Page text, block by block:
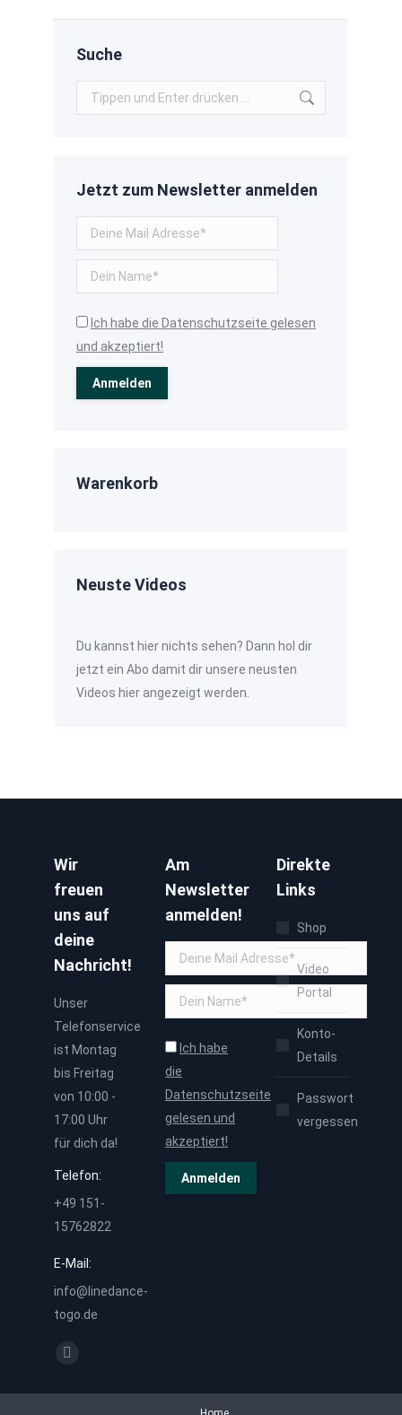
Suche
Search:
Jetzt zum Newsletter anmelden
Ich habe die Datenschutzseite gelesen
und akzeptiert!
Warenkorb
Neuste Videos
Du kannst hier nichts sehen? Dann hol dir
jetzt ein Abo damit dir unsere neusten
Videos hier angezeigt werden.
Wir
freuen
uns auf
deine
Nachricht!
Unser
Telefonservice
ist Montag
bis Freitag
von 10:00 -
17:00 Uhr
für dich da!
Telefon:
+49 151-
15762822
E-Mail:
info@linedance-
togo.de
Finden Sie uns auf:
Am
Newsletter
anmelden!
Ich habe
die
Datenschutzseite
gelesen und
akzeptiert!
Direkte
Links
Shop
Video
Portal
Konto-
Details
Passwort
vergessen